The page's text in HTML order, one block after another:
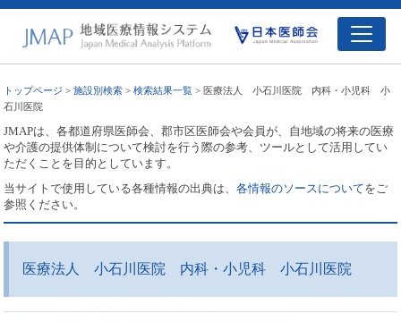
トップページ >施設別検索 >検索結果一覧 > 医療法人 小石川医院 内科・小児科 小
石川医院
JMAPは、各都道府県医師会、郡市区医師会や会員が、自地域の将来の医療
や介護の提供体制について検討を行う際の参考、ツールとして活用してい
ただくことを目的としています。
当サイトで使用している各種情報の出典は、各情報のソースについてをご
参照ください。
医療法人 小石川医院 内科・小児科 小石川医院